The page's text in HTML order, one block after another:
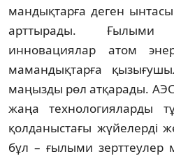
мандықтарға деген
арттырады. Ғылыми
инновациялар атом
мамандықтарға
маңызды рөл атқарады.
жаңа технологияларды
қолданыстағы жүйе­лер­ді
бұл – ғылыми зерт­теулер